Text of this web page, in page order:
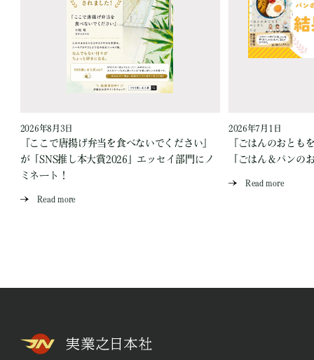
2026年8月3日
『ここで唐揚げ弁当を食べないでください』
が「SNS推し本大賞2026」エッセイ部門にノ
ミネート！
Read more
2026年7月1日
『ごはんのおとも
「ごはん＆パンの
Read more